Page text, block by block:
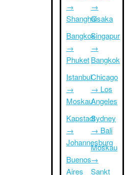
→
Shanghai
Bangkok
→
Phuket
Istanbul
→
Moskau
Kapstadt
→
Johannesburg
Buenos
Aires
→
Osaka
Singapur
→
Bangkok
Chicago
→ Los
Angeles
Sydney
→ Bali
Moskau
→
Sankt